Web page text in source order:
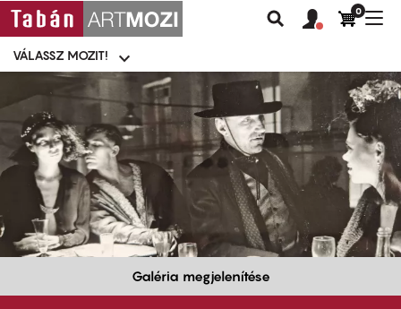
tartalomra
Moziválasztó
VÁLASSZ MOZIT!
Keresés
Felhasználói
fiók
0
Galéria megjelenítése